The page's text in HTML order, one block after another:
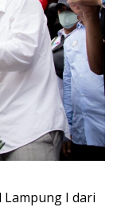
Lampung I dari